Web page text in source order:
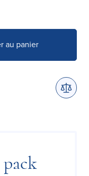
au panier